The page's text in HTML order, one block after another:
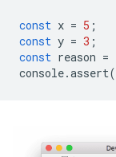
const x = 5 ;
const y = 3 ;
const reason =
console.assert(